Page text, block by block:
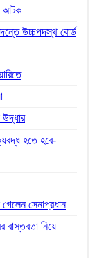
আটক
উচ্চপদস্থ বোর্ড
উদ্ধার
হতে হবে-
সেনাপ্রধান
বাস্তবতা নিয়ে